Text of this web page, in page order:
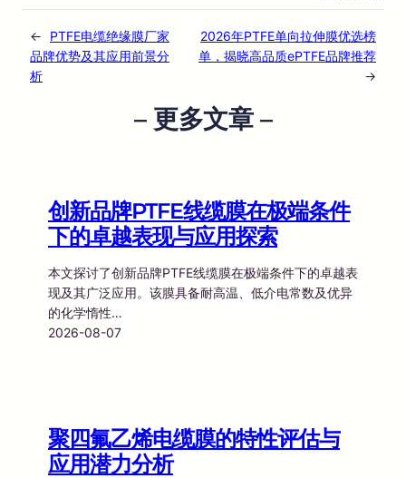
←
PTFE电缆绝缘膜厂家
品牌优势及其应用前景分
析
2026年PTFE单向拉伸膜优选榜
单，揭晓高品质ePTFE品牌推荐
→
– 更多文章 –
创新品牌PTFE线缆膜在极端条件
下的卓越表现与应用探索
本文探讨了创新品牌PTFE线缆膜在极端条件下的卓越表
现及其广泛应用。该膜具备耐高温、低介电常数及优异
的化学惰性…
2026-08-07
聚四氟乙烯电缆膜的特性评估与
应用潜力分析